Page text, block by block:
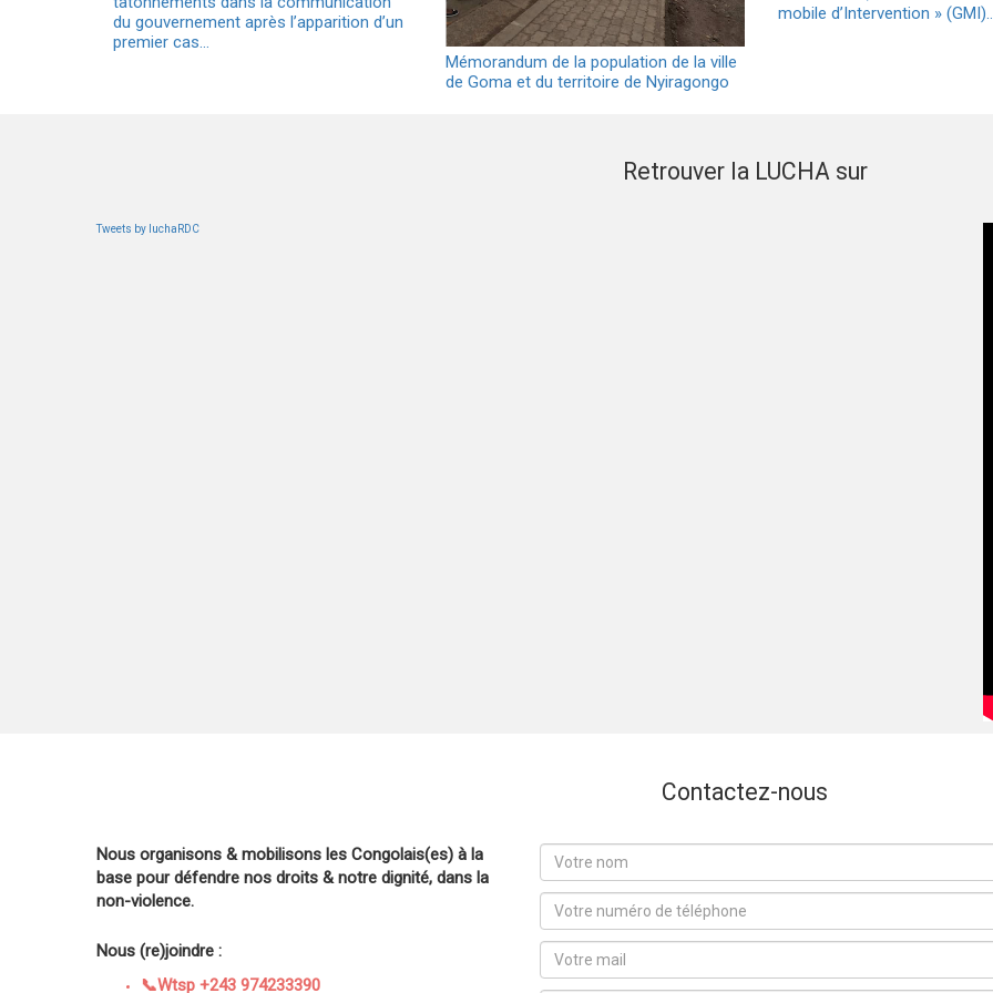
du gouvernement après l’apparition d’un
premier cas…
Mémorandum de la population de la ville
de Goma et du territoire de Nyiragongo
mobile d’Intervention »
Retrouver la LUCHA sur
Tweets by luchaRDC
Contactez-nous
Nous organisons & mobilisons les Congolais(es) à la
base pour défendre nos droits & notre dignité, dans la
non-violence.
Nous (re)joindre :
📞Wtsp +243 974233390